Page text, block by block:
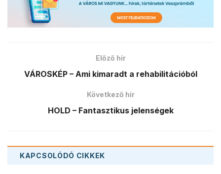
Előző hír
VÁROSKÉP – Ami kimaradt a rehabilitációból
Következő hír
HOLD – Fantasztikus jelenségek
KAPCSOLÓDÓ CIKKEK